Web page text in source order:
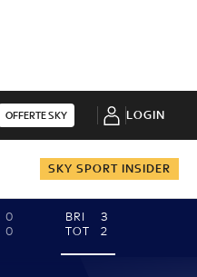
OFFERTE SKY LOGIN
SKY SPORT INSIDER
0
0
BRI
3
TOT
2